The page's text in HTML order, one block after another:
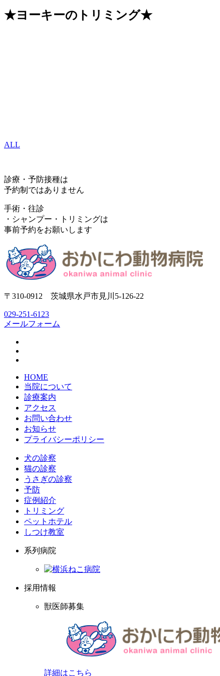
★ヨーキーのトリミング★
ALL
診療・予防接種は
予約制ではありません
手術・往診
・シャンプー・トリミングは
事前予約をお願いします
〒310-0912 茨城県水戸市見川5-126-22
029-251-6123
メールフォーム
HOME
当院について
診療案内
アクセス
お問い合わせ
お知らせ
プライバシーポリシー
犬の診察
猫の診察
うさぎの診察
予防
症例紹介
トリミング
ペットホテル
しつけ教室
系列病院
採用情報
獣医師募集
詳細はこちら